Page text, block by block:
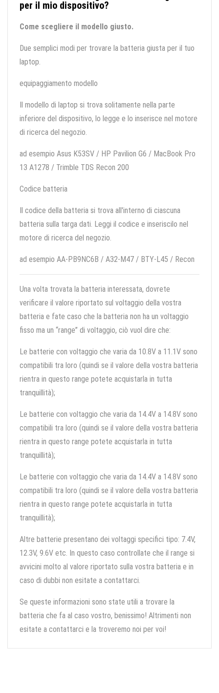
per il mio dispositivo?
Come scegliere il modello giusto.
Due semplici modi per trovare la batteria giusta per il tuo
laptop.
equipaggiamento modello
Il modello di laptop si trova solitamente nella parte
inferiore del dispositivo, lo legge e lo inserisce nel motore
di ricerca del negozio.
ad esempio Asus K53SV / HP Pavilion G6 / MacBook Pro
13 A1278 / Trimble TDS Recon 200
Codice batteria
Il codice della batteria si trova all'interno di ciascuna
batteria sulla targa dati. Leggi il codice e inseriscilo nel
motore di ricerca del negozio.
ad esempio AA-PB9NC6B / A32-M47 / BTY-L45 / Recon
Una volta trovata la batteria interessata, dovrete
verificare il valore riportato sul voltaggio della vostra
batteria e fate caso che la batteria non ha un voltaggio
fisso ma un “range” di voltaggio, ciò vuol dire che:
Le batterie con voltaggio che varia da 10.8V a 11.1V sono
compatibili tra loro (quindi se il valore della vostra batteria
rientra in questo range potete acquistarla in tutta
tranquillità);
Le batterie con voltaggio che varia da 14.4V a 14.8V sono
compatibili tra loro (quindi se il valore della vostra batteria
rientra in questo range potete acquistarla in tutta
tranquillità);
Le batterie con voltaggio che varia da 14.4V a 14.8V sono
compatibili tra loro (quindi se il valore della vostra batteria
rientra in questo range potete acquistarla in tutta
tranquillità);
Altre batterie presentano dei voltaggi specifici tipo: 7.4V,
12.3V, 9.6V etc. In questo caso controllate che il range si
avvicini molto al valore riportato sulla vostra batteria e in
caso di dubbi non esitate a contattarci.
Se queste informazioni sono state utili a trovare la
batteria che fa al caso vostro, benissimo! Altrimenti non
esitate a contattarci e la troveremo noi per voi!